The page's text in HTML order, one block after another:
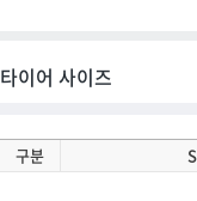
타이어 사이즈
구분